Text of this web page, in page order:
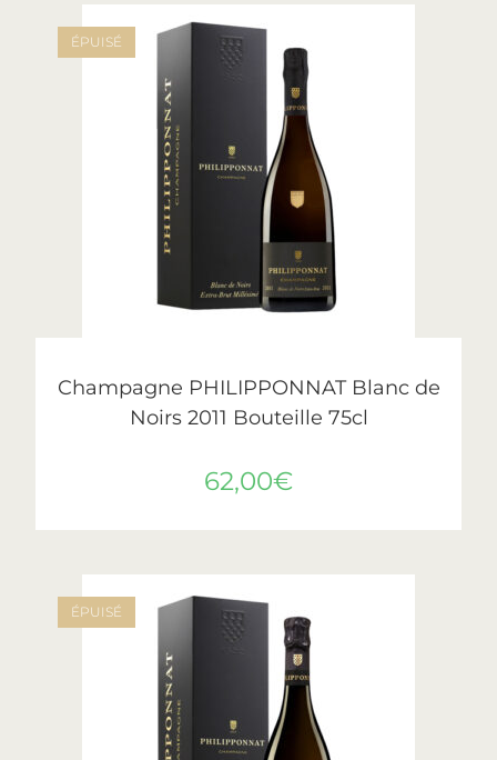
ÉPUISÉ
Champagne PHILIPPONNAT Blanc de
Noirs 2011 Bouteille 75cl
62,00€
ÉPUISÉ